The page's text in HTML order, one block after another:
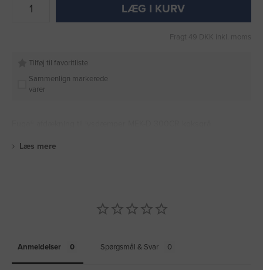
LÆG I KURV
Fragt 49 DKK inkl. moms
Tilføj til favoritliste
Sammenlign markerede
varer
Læs mere
Anmeldelser Spørgsmål & Svar